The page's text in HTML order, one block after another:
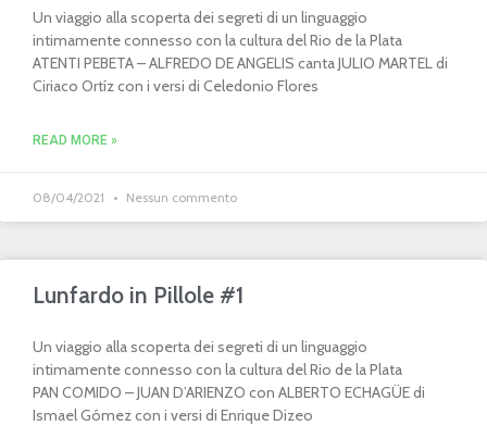
Un viaggio alla scoperta dei segreti di un linguaggio
intimamente connesso con la cultura del Rio de la Plata
ATENTI PEBETA – ALFREDO DE ANGELIS canta JULIO MARTEL di
Ciriaco Ortíz con i versi di Celedonio Flores
READ MORE »
08/04/2021 Nessun commento
Lunfardo in Pillole #1
Un viaggio alla scoperta dei segreti di un linguaggio
intimamente connesso con la cultura del Rio de la Plata
PAN COMIDO – JUAN D’ARIENZO con ALBERTO ECHAGÜE di
Ismael Gómez con i versi di Enrique Dizeo